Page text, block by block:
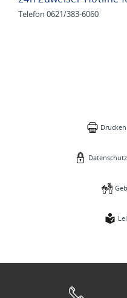
Telefon 0621/383-6060
Drucken
Datenschutz